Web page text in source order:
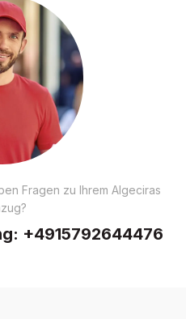
Fragen zu Ihrem Algeciras
+4915792644476